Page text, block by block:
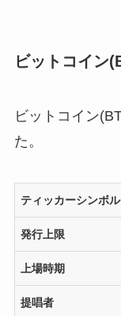
ビットコイン
ビットコイン
た。
ティッカーシンボル
発行上限
上場時期
提唱者